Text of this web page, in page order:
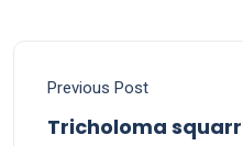
Previous Post
Tricholoma